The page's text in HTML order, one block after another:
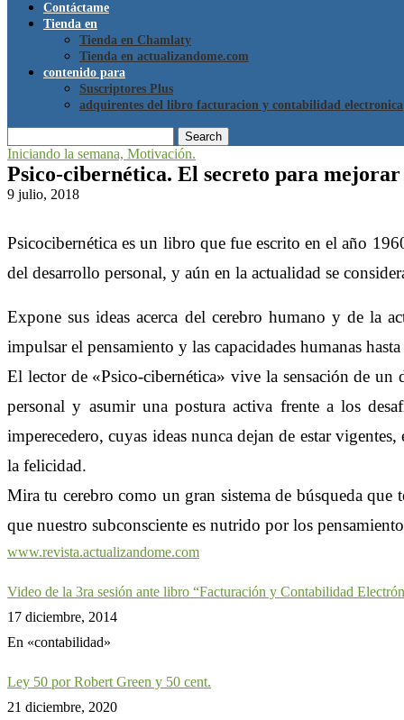
Contáctame
Tienda en
Tienda en Chamlaty
Tienda en actualizandome.com
contenido para
Suscriptores Plus
adquirentes del libro facturacion y contabilidad electronica
Search
Iniciando la semana, Motivación.
Psico-cibernética. El secreto para
9 julio, 2018
Psicocibernética es un libro que fue escrito en el año
del desarrollo personal, y aún en la actualidad se
Expone sus ideas acerca del cerebro humano y de la
impulsar el pensamiento y las capacidades humanas
El lector de «Psico-cibernética» vive la sensación de un
personal y asumir una postura activa frente a los
imperecedero, cuyas ideas nunca dejan de estar
la felicidad.
Mira tu cerebro como un gran sistema de búsqueda que
que nuestro subconsciente es nutrido por los
www.revista.actualizandome.com
Video de la 3ra sesión ante libro “Facturación y Contabilidad
17 diciembre, 2014
En «contabilidad»
Ley 50 por Robert Green y 50 cent.
21 diciembre, 2020